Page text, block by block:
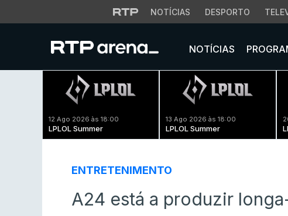
NOTÍCIAS DESPORTO
NOTÍCIAS
12 Ago 2026 às 18:00
LPLOL Summer
13 Ago 2026 às 18:00
LPLOL Summer
ENTRETENIMENTO
A24 está a produzir